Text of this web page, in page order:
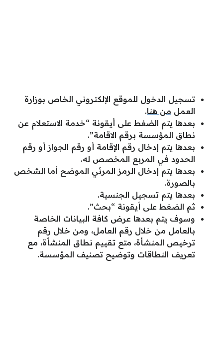
تسجيل الدخول للموقع الإلكتروني الخاص بوزارة
العمل من هنا.
بعدها يتم الضغط على أيقونة “خدمة الاستعلام عن
نطاق المؤسسة برقم الاقامة”.
بعدها يتم إدخال رقم الإقامة أو رقم الجواز أو رقم
الحدود في المربع المخصص له.
بعدها يتم إدخال الرمز المرئي الموضح أما الشخص
بالصورة.
بعدها يتم تسجيل الجنسية.
ثم الضغط على أيقونة “بحث”.
وسوف يتم بعدها عرض كافة البيانات الخاصة
بالعامل من خلال رقم العامل، ومن خلال رقم
ترخيص المنشأة، متع تقييم نطاق المنشأة، مع
تعريف النطاقات وتوضيح تصنيف المؤسسة.